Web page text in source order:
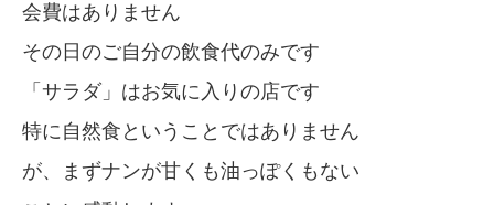
会費はありません
その日のご自分の飲食代のみです
「サラダ」はお気に入りの店です
特に自然食ということではありません
が、まずナンが甘くも油っぽくもない